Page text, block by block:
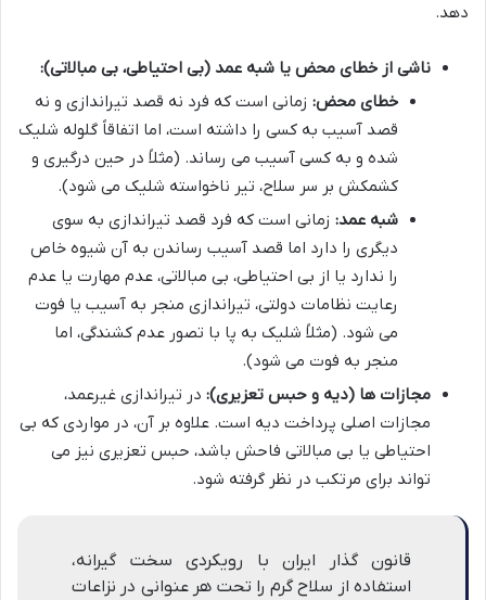
دهد.
ناشی از خطای محض یا شبه عمد (بی احتیاطی، بی مبالاتی):
خطای محض: زمانی است که فرد نه قصد تیراندازی و نه
قصد آسیب به کسی را داشته است، اما اتفاقاً گلوله شلیک
شده و به کسی آسیب می رساند. (مثلاً در حین درگیری و
کشمکش بر سر سلاح، تیر ناخواسته شلیک می شود).
شبه عمد: زمانی است که فرد قصد تیراندازی به سوی
دیگری را دارد اما قصد آسیب رساندن به آن شیوه خاص
را ندارد یا از بی احتیاطی، بی مبالاتی، عدم مهارت یا عدم
رعایت نظامات دولتی، تیراندازی منجر به آسیب یا فوت
می شود. (مثلاً شلیک به پا با تصور عدم کشندگی، اما
منجر به فوت می شود).
مجازات ها (دیه و حبس تعزیری): در تیراندازی غیرعمد،
مجازات اصلی پرداخت دیه است. علاوه بر آن، در مواردی که بی
احتیاطی یا بی مبالاتی فاحش باشد، حبس تعزیری نیز می
تواند برای مرتکب در نظر گرفته شود.
قانون گذار ایران با رویکردی سخت گیرانه،
استفاده از سلاح گرم را تحت هر عنوانی در نزاعات